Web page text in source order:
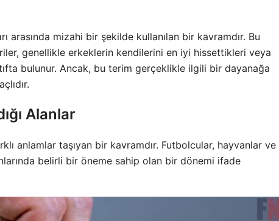
arasında mizahi bir şekilde kullanılan bir kavramdır. Bu
genellikle erkeklerin kendilerini en iyi hissettikleri veya
bulunur. Ancak, bu terim gerçeklikle ilgili bir dayanağa
Alanlar
anlamlar taşıyan bir kavramdır. Futbolcular, hayvanlar ve
belirli bir öneme sahip olan bir dönemi ifade